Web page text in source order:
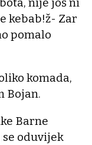
nije još ni
kebab!ž- Zar
pomalo
komada,
Bojan.
Barne
oduvijek